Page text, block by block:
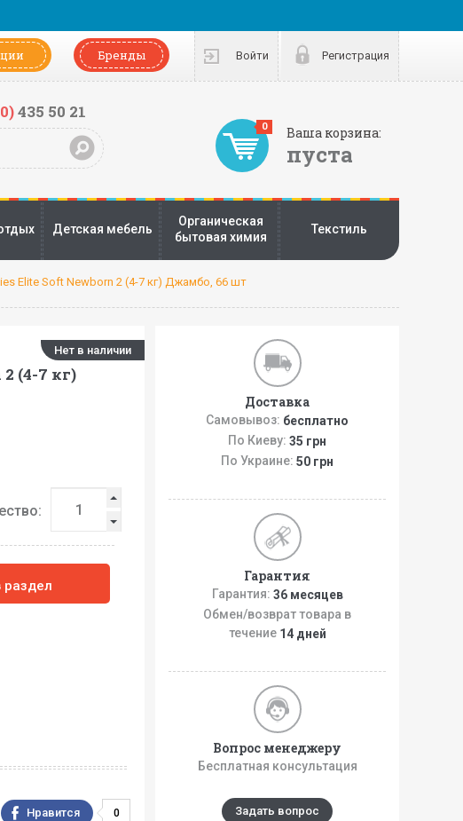
Войти Регистрация
Бренды
Ваша корзина:
пуста
0
435 50 21
Детская мебель
Органическая
бытовая химия
Текстиль
Elite Soft Newborn 2 (4-7 кг) Джамбо, 66 шт
Нет в наличии
(4-7 кг)
раздел
0
Доставка
Самовывоз: бесплатно
По Киеву: 35 грн
По Украине: 50 грн
Гарантия
Гарантия: 36 месяцев
Обмен/возврат товара в
течение 14 дней
Вопрос менеджеру
Бесплатная консультация
Задать вопрос